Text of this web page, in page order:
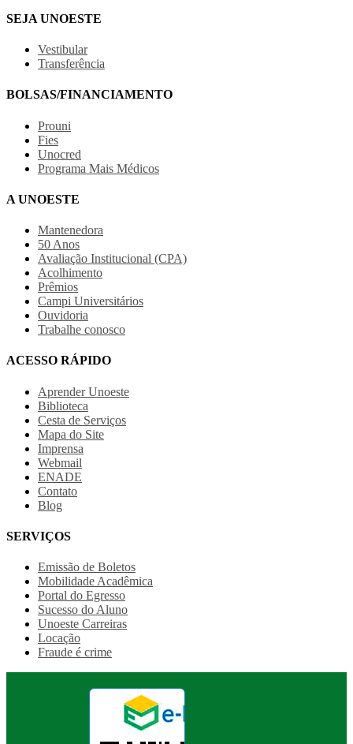
SEJA UNOESTE
Vestibular
Transferência
BOLSAS/FINANCIAMENTO
Prouni
Fies
Unocred
Programa Mais Médicos
A UNOESTE
Mantenedora
50 Anos
Avaliação Institucional (CPA)
Acolhimento
Prêmios
Campi Universitários
Ouvidoria
Trabalhe conosco
ACESSO RÁPIDO
Aprender Unoeste
Biblioteca
Cesta de Serviços
Mapa do Site
Imprensa
Webmail
ENADE
Contato
Blog
SERVIÇOS
Emissão de Boletos
Mobilidade Acadêmica
Portal do Egresso
Sucesso do Aluno
Unoeste Carreiras
Locação
Fraude é crime